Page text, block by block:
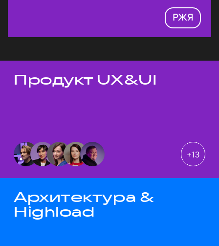
РЖЯ
Темы докладов
Продукт UX&UI
+13
Архитектура &
Highload